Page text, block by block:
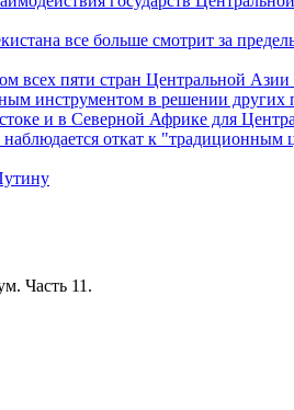
все больше смотрит за
пяти стран Центральной Азии
инструментом в решении
и в Северной Африке для
откат к "традиционным
Часть 11.